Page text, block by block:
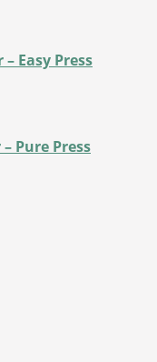
Easy Press
Pure Press